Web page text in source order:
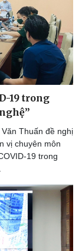
19 trong
Thuấn đề nghị
vị chuyên môn
19 trong